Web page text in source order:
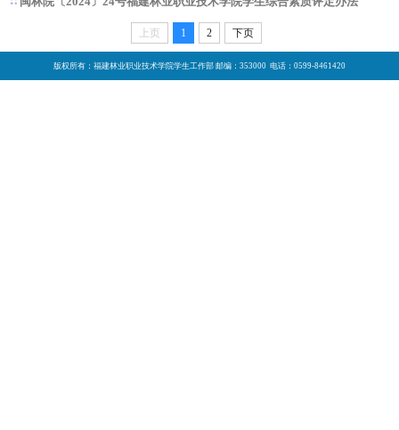
上页 1 2 下页
版权所有：福建林业职业技术学院学生工作部 邮编：353000 电话：0599-8461420